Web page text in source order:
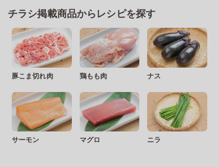
チラシ掲載商品からレシピを探す
豚こま切れ肉 鶏もも肉 ナス
サーモン マグロ ニラ